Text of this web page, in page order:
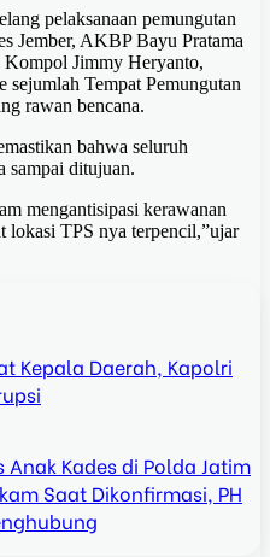
pelaksanaan pemungutan
Jember, AKBP Bayu Pratama
Jimmy Heryanto,
sejumlah Tempat Pemungutan
rawan bencana.
bahwa seluruh
sampai ditujuan.
mengantisipasi kerawanan
lokasi TPS nya terpencil,”ujar
Kepala Daerah, Kapolri
Kades di Polda Jatim
Saat Dikonfirmasi, PH